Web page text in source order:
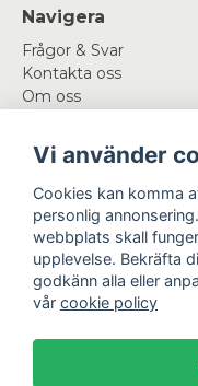
Navigera
Frågor & Svar
Kontakta oss
Om oss
Mitt konto
Logga in
Registrera dig
Glömt lösenord?
Betala enkelt
Vi använder
Cookies kan komma
personlig
webbplats skall
upplevelse. Bekräfta
godkänn alla eller
vår cookie policy